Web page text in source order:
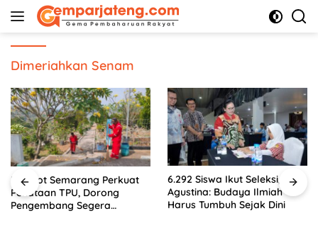
Langsung
Dimeriahkan Senam
6.292 Siswa Ikut Seleksi,
Agustina: Budaya Ilmiah
Harus Tumbuh Sejak Dini
Menggali Akar,
Masa Depan:
SWOT untuk Inovasi